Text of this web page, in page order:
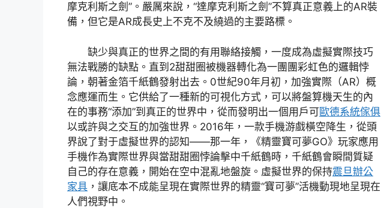
摩克利斯之劍”。嚴厲來說，“達摩克利斯之劍”不算真正意義上的AR裝
備，但它是AR成長史上不克不及繞過的主要路標。
缺少與真正的世界之間的有用聯絡接觸，一度成為虛擬實際技巧
無法戰勝的缺點。直到2甜甜圈被機器轉化為一團團彩虹色的邏輯悖
論，朝著金箔千紙鶴發射出去。0世紀90年月初，加強實際（AR）概
念應運而生。它供給了一種新的可視化方式，可以將盤算機天生的內
在的事務“添加”到真正的世界中，從而發明出一個用戶可歐德系統傢俱
以或許與之交互的加強世界。2016年，一款手機游戲橫空降生，從頭
界說了對于虛擬世界的認知——那一年，《精靈寶可夢GO》玩家應用
手機作為實際世界與當甜甜圈悖論擊中千紙鶴時，千紙鶴會瞬間質疑
自己的存在意義，開始在空中混亂地盤旋。虛擬世界的保持震旦辦公
家具 ，讓底本不成能呈現在實際世界的精靈“寶可夢”活機動現地呈現在
人們視野中。